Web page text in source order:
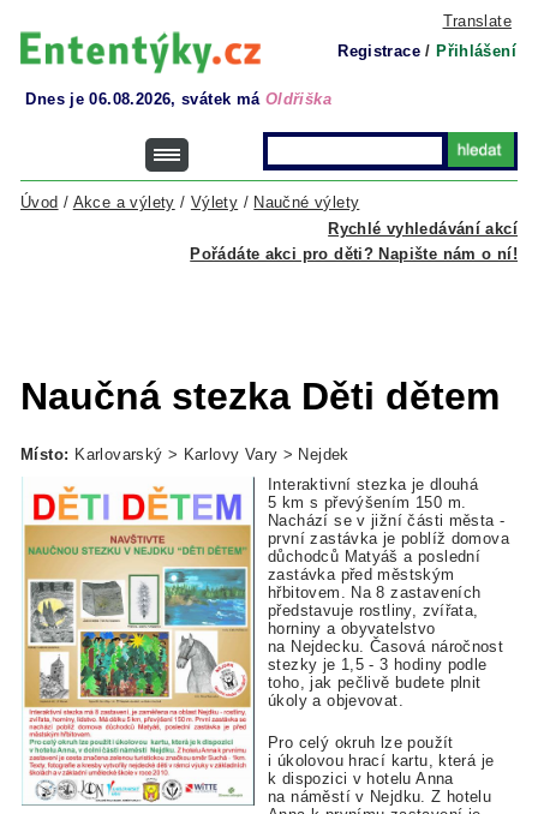
Translate
Registrace / Přihlášení
Dnes je 06.08.2026, svátek má Oldřiška
Rychlé vyhledávání akcí
Úvod / Akce a výlety / Výlety / Naučné výlety
Pořádáte akci pro děti? Napište nám o ní!
Naučná stezka Děti dětem
Místo: Karlovarský > Karlovy Vary > Nejdek
Interaktivní stezka je dlouhá
5 km s převýšením 150 m.
Nachází se v jižní části města -
první zastávka je poblíž domova
důchodců Matyáš a poslední
zastávka před městským
hřbitovem. Na 8 zastaveních
představuje rostliny, zvířata,
horniny a obyvatelstvo
na Nejdecku. Časová náročnost
stezky je 1,5 - 3 hodiny podle
toho, jak pečlivě budete plnit
úkoly a objevovat.
Pro celý okruh lze použít
i úkolovou hrací kartu, která je
k dispozici v hotelu Anna
na náměstí v Nejdku. Z hotelu